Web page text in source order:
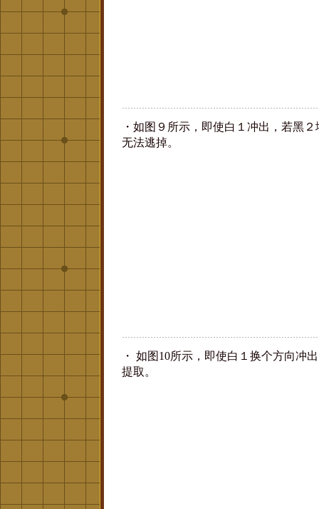
・如图９所示，即使白１冲出，若黑
无法逃掉。
・ 如图10所示，即使白１换个方向冲
提取。